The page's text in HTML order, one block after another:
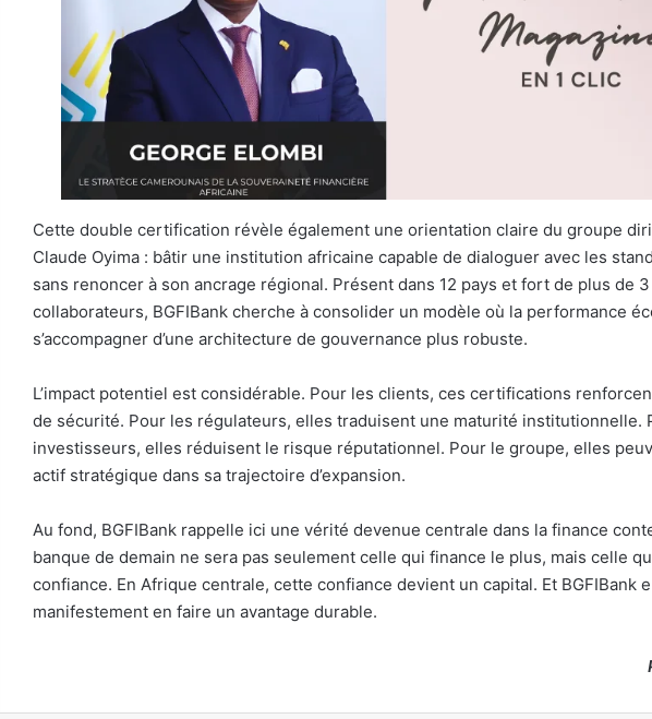
Cette double certification révèle également une orientation claire du groupe
Claude Oyima : bâtir une institution africaine capable de dialoguer avec les
sans renoncer à son ancrage régional. Présent dans 12 pays et fort de plus de
collaborateurs, BGFIBank cherche à consolider un modèle où la performance
s’accompagner d’une architecture de gouvernance plus robuste.
L’impact potentiel est considérable. Pour les clients, ces certifications
de sécurité. Pour les régulateurs, elles traduisent une maturité institutionnelle.
investisseurs, elles réduisent le risque réputationnel. Pour le groupe, elles
actif stratégique dans sa trajectoire d’expansion.
Au fond, BGFIBank rappelle ici une vérité devenue centrale dans la finance
banque de demain ne sera pas seulement celle qui finance le plus, mais celle
confiance. En Afrique centrale, cette confiance devient un capital. Et BGFIBank
manifestement en faire un avantage durable.